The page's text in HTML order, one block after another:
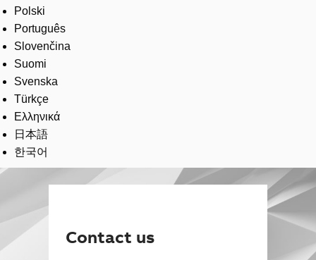
Polski
Português
Slovenčina
Suomi
Svenska
Türkçe
Ελληνικά
日本語
한국어
Contact us